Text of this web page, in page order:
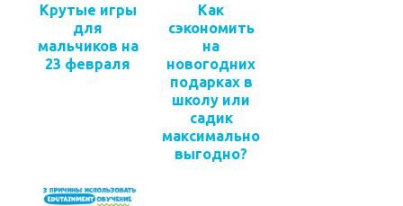
Крутые игры
для
мальчиков на
23 февраля
Как
сэкономить
на
новогодних
подарках в
школу или
садик
максимально
выгодно?